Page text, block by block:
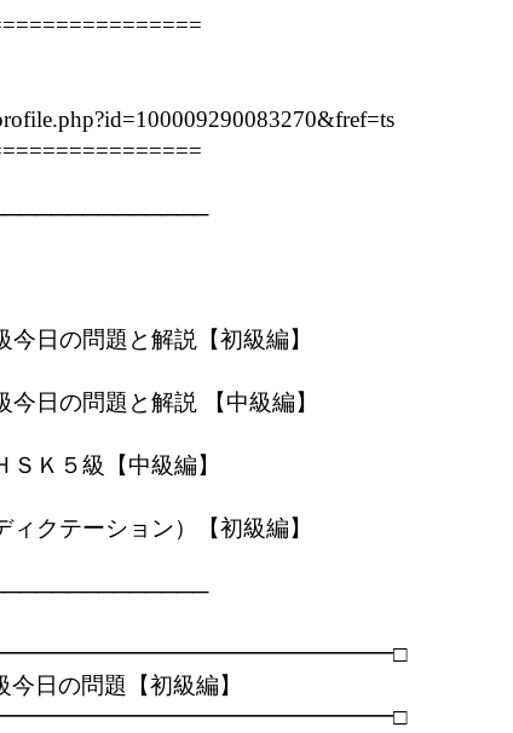
日の問題と解説【初級編】
今日の問題と解説 【中級編】
ＳＫ５級【中級編】
クテーション）【初級編】
日の問題【初級編】